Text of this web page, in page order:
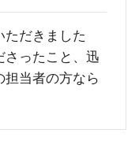
ただきました
さったこと、迅
当者の方なら